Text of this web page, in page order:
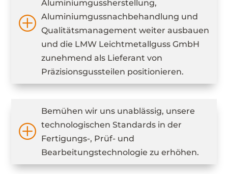
P
Aluminiumgussherstellung,
Aluminiumgussnachbehandlung und
Qualitätsmanagement weiter ausbauen
und die LMW Leichtmetallguss GmbH
zunehmend als Lieferant von
Präzisionsgussteilen positionieren.
P
Bemühen wir uns unablässig, unsere
technologischen Standards in der
Fertigungs-, Prüf- und
Bearbeitungstechnologie zu erhöhen.